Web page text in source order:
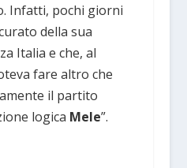
Infatti, pochi giorni
della sua
Italia e che, al
fare altro che
il partito
logica Mele”.